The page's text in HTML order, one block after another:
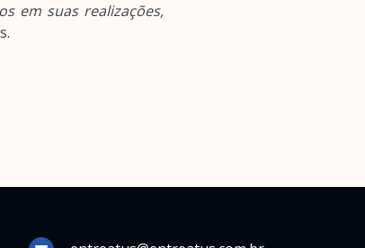
em suas realizações,